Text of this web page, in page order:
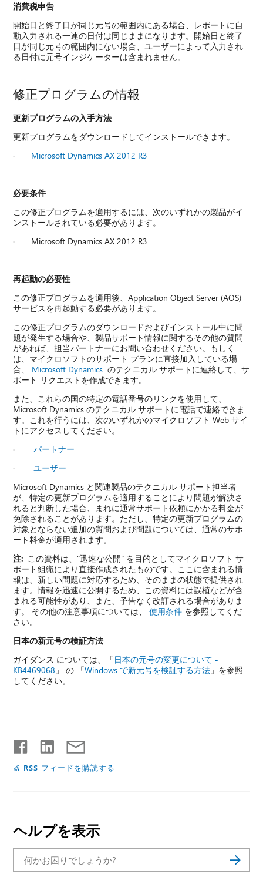
消費税申告
開始日と終了日が同じ元号の範囲内にある場合、レポートに自
動入力される一連の日付は同じままになります。開始日と終了
日が同じ元号の範囲内にない場合、ユーザーによって入力され
る日付に元号インジケーターは含まれません。
修正プログラムの情報
更新プログラムの入手方法
更新プログラムをダウンロードしてインストールできます。
· Microsoft Dynamics AX 2012 R3
必要条件
この修正プログラムを適用するには、次のいずれかの製品がイ
ンストールされている必要があります。
· Microsoft Dynamics AX 2012 R3
再起動の必要性
この修正プログラムを適用後、Application Object Server (AOS)
サービスを再起動する必要があります。
この修正プログラムのダウンロードおよびインストール中に問
題が発生する場合や、製品サポート​​情報に関するその他の質問
があれば、担当パートナーにお問い合わせください。もしく
は、マイクロソフトのサポート プランに直接加入している場
合、 Microsoft Dynamics のテクニカル サポートに連絡して、サ
ポート リクエストを作成できます。
また、これらの国の特定の電話番号のリンクを使用して、
Microsoft Dynamics のテクニカル サポートに電話で連絡できま
す。これを行うには、次のいずれかのマイクロソフト Web サイ
トにアクセスしてください。
·パートナー
·ユーザー
Microsoft Dynamics と関連製品のテクニカル サポート担当者
が、特定の更新プログラムを適用することにより問題が解決さ
れると判断した場合、まれに通常サポート依頼にかかる料金が
免除されることがあります。ただし、特定の更新プログラムの
対象とならない追加の質問および問題については、通常のサポ
ート料金が適用されます。
注: この資料は、"迅速な公開" を目的としてマイクロソフト サ
ポート組織により直接作成されたものです。ここに含まれる情
報は、新しい問題に対応するため、そのままの状態で提供され
ます。情報を迅速に公開するため、この資料には誤植などが含
まれる可能性があり、また、予告なく改訂される場合がありま
す。 その他の注意事項については、使用条件 を参照してくだ
さい。
日本の新元号の検証方法
ガイダンス については、「日本の元号の変更について -
KB4469068 」 の 「Windows で新元号を検証する方法 」を参照
してください。
RSS フィードを購読する
ヘルプを表示